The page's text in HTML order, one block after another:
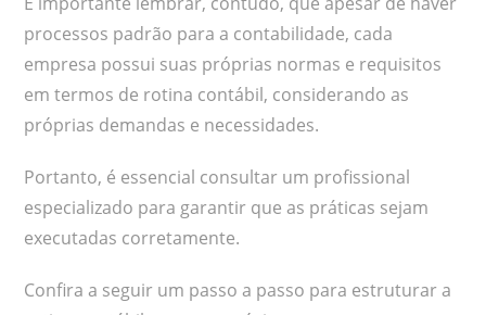
processos padrão para a contabilidade, cada
empresa possui suas próprias normas e requisitos
em termos de rotina contábil, considerando as
próprias demandas e necessidades.
Portanto, é essencial consultar um profissional
especializado para garantir que as práticas sejam
executadas corretamente.
Confira a seguir um passo a passo para estruturar a